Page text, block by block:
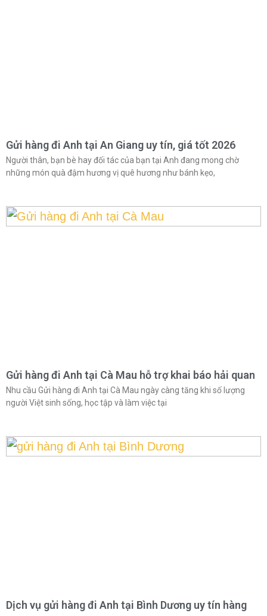
Gửi hàng đi Anh tại An Giang uy tín, giá tốt 2026
Người thân, bạn bè hay đối tác của bạn tại Anh đang mong chờ
những món quà đậm hương vị quê hương như bánh kẹo,
Gửi hàng đi Anh tại Cà Mau hỗ trợ khai báo hải quan
Nhu cầu Gửi hàng đi Anh tại Cà Mau ngày càng tăng khi số lượng
người Việt sinh sống, học tập và làm việc tại
Dịch vụ gửi hàng đi Anh tại Bình Dương uy tín hàng